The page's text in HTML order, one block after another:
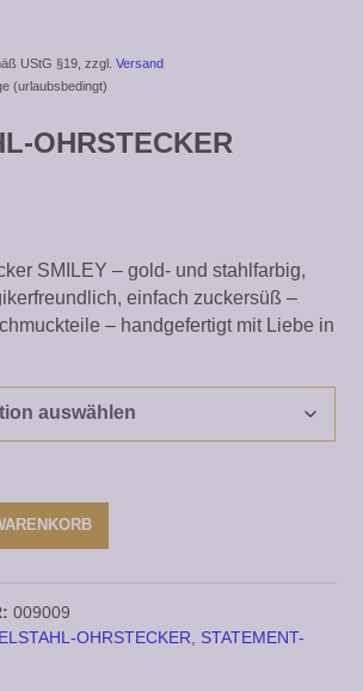
UStG §19, zzgl.Versand
(urlaubsbedingt)
OHRSTECKER
SMILEY – gold- und stahlfarbig,
einfach zuckersüß –
– handgefertigt mit Liebe in
009009
OHRSTECKER, STATEMENT-